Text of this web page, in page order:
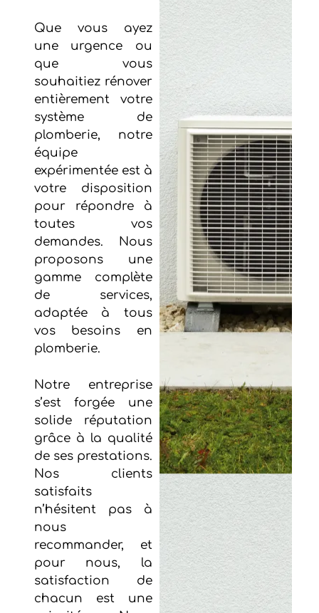
Que vous ayez
une urgence ou
que vous
souhaitiez rénover
entièrement votre
système de
plomberie, notre
équipe
expérimentée est à
votre disposition
pour répondre à
toutes vos
demandes. Nous
proposons une
gamme complète
de services,
adaptée à tous
vos besoins en
plomberie.
Notre entreprise
s’est forgée une
solide réputation
grâce à la qualité
de ses prestations.
Nos clients
satisfaits
n’hésitent pas à
nous
recommander, et
pour nous, la
satisfaction de
chacun est une